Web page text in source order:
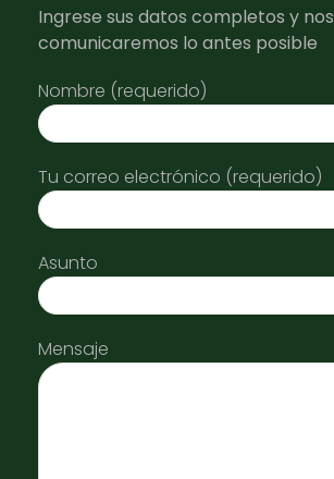
Ingrese sus datos completos y nos
comunicaremos lo antes posible
Nombre (requerido)
Tu correo electrónico (requerido)
Asunto
Mensaje